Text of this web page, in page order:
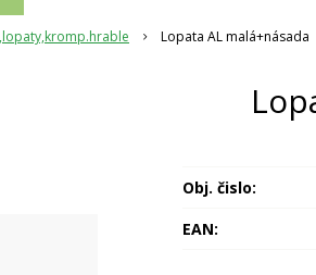
Lopata AL malá+násada
Obj. čislo:
EAN: